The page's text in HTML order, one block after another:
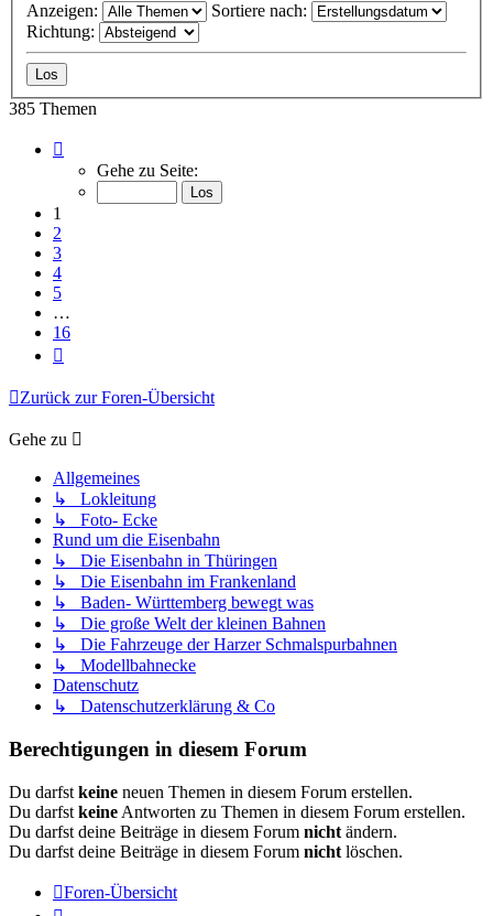
Anzeigen:
Sortiere nach:
Richtung:
385 Themen
von
Gehe zu Seite:
1
2
3
4
5
…
16
Zurück zur Foren-Übersicht
Gehe zu
Allgemeines
↳ Lokleitung
↳ Foto- Ecke
Rund um die Eisenbahn
↳ Die Eisenbahn in Thüringen
↳ Die Eisenbahn im Frankenland
↳ Baden- Württemberg bewegt was
↳ Die große Welt der kleinen Bahnen
↳ Die Fahrzeuge der Harzer Schmalspurbahnen
↳ Modellbahnecke
Datenschutz
↳ Datenschutzerklärung & Co
Berechtigungen in diesem Forum
Du darfst keine neuen Themen in diesem Forum erstellen.
Du darfst keine Antworten zu Themen in diesem Forum erstellen.
Du darfst deine Beiträge in diesem Forum nicht ändern.
Du darfst deine Beiträge in diesem Forum nicht löschen.
Foren-Übersicht